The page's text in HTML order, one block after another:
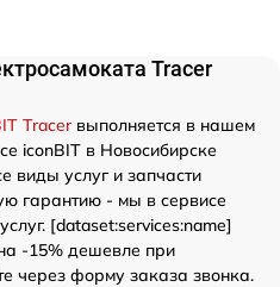
Tracer
Tracerвыполняется в нашем
iconBIT в Новосибирске
виды услуг и запчасти
гарантию - мы в сервисе
[dataset:services:name]
-15% дешевле при
через форму заказа звонка.